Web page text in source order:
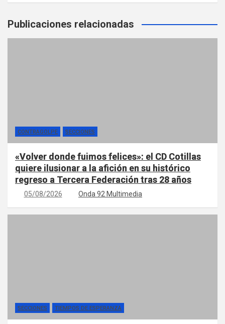
Publicaciones relacionadas
CONTRAGOLPE SECCIONES
«Volver donde fuimos felices»: el CD Cotillas
quiere ilusionar a la afición en su histórico
regreso a Tercera Federación tras 28 años
05/08/2026 Onda 92 Multimedia
SECCIONES TIEMPOS DE ESPERANZA